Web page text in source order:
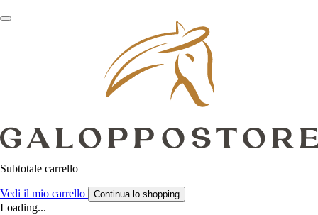
Subtotale carrello
Vedi il mio carrello Continua lo shopping
Loading...